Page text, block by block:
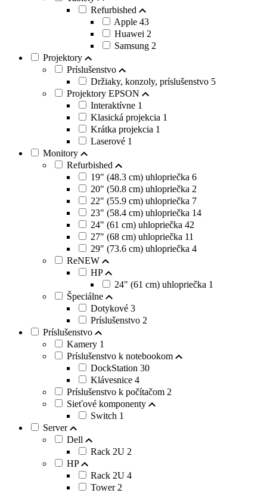
Refurbished
Apple 43
Huawei 2
Samsung 2
Projektory
Príslušenstvo
Držiaky, konzoly, príslušenstvo 5
Projektory EPSON
Interaktívne 1
Klasická projekcia 1
Krátka projekcia 1
Laserové 1
Monitory
Refurbished
19" (48.3 cm) uhlopriečka 6
20" (50.8 cm) uhlopriečka 2
22" (55.9 cm) uhlopriečka 7
23" (58.4 cm) uhlopriečka 14
24" (61 cm) uhlopriečka 42
27" (68 cm) uhlopriečka 11
29" (73.6 cm) uhlopriečka 4
ReNEW
HP
24" (61 cm) uhlopriečka 1
Špeciálne
Dotykové 3
Príslušenstvo 2
Príslušenstvo
Kamery 1
Príslušenstvo k notebookom
DockStation 30
Klávesnice 4
Príslušenstvo k počítačom 2
Sieťové komponenty
Switch 1
Server
Dell
Rack 2U 2
HP
Rack 2U 4
Tower 2